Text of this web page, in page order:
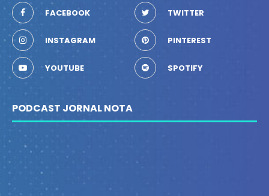
FACEBOOK TWITTER
INSTAGRAM PINTEREST
YOUTUBE SPOTIFY
PODCAST JORNAL NOTA